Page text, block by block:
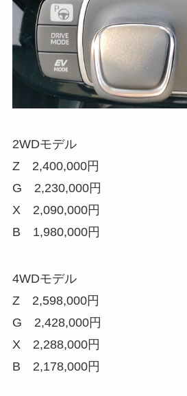
2WDモデル
Z 2,400,000円
G 2,230,000円
X 2,090,000円
B 1,980,000円
4WDモデル
Z 2,598,000円
G 2,428,000円
X 2,288,000円
B 2,178,000円